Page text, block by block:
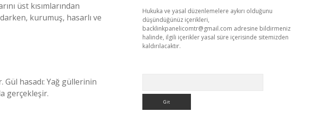
üst kısımlarından
kurumuş, hasarlı ve
Gül hasadı: Yağ güllerinin
gerçekleşir.
Hukuka ve yasal düzenlemelere aykırı olduğunu
düşündüğünüz içerikleri,
backlinkpanelicomtr@gmail.com adresine bildirmeniz
halinde, ilgili içerikler yasal süre içerisinde sitemizden
kaldırılacaktır.